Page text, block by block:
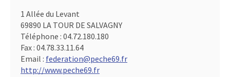
1 Allée du Levant
69890 LA TOUR DE SALVAGNY
Téléphone : 04.72.180.180
Fax : 04.78.33.11.64
Email : federation@peche69.fr
http://www.peche69.fr